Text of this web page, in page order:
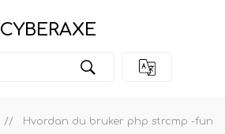
CYBERAXE
Hvordan du bruker php strcmp -